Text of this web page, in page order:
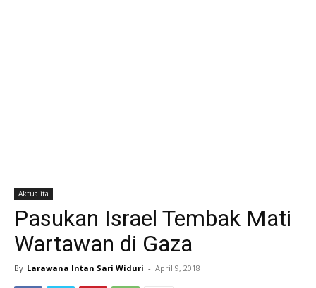
Aktualita
Pasukan Israel Tembak Mati
Wartawan di Gaza
By Larawana Intan Sari Widuri - April 9, 2018